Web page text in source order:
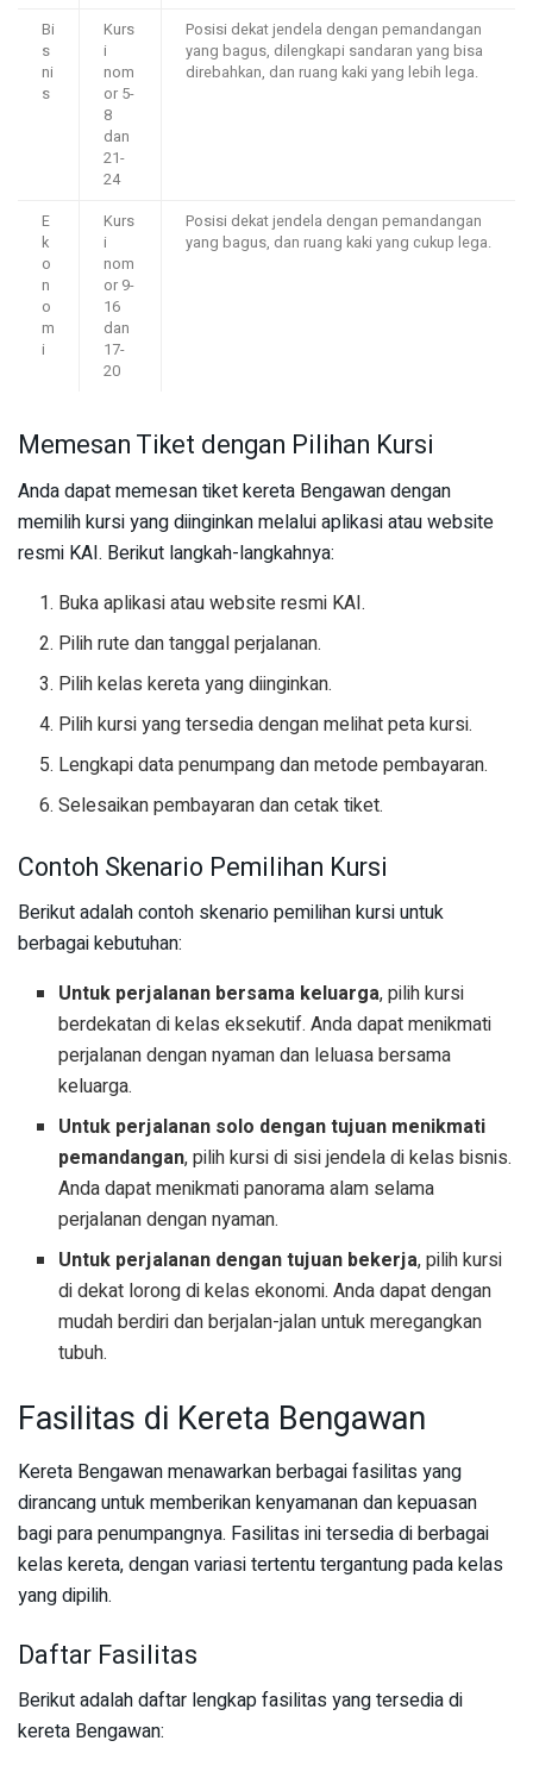
Bi
s
ni
s
Kurs
i
nom
or 5-
8
dan
21-
24
Posisi dekat jendela dengan pemandangan
yang bagus, dilengkapi sandaran yang bisa
direbahkan, dan ruang kaki yang lebih lega.
E
k
o
n
o
m
i
Kurs
i
nom
or 9-
16
dan
17-
20
Posisi dekat jendela dengan pemandangan
yang bagus, dan ruang kaki yang cukup lega.
Memesan Tiket dengan Pilihan Kursi
Anda dapat memesan tiket kereta Bengawan dengan
memilih kursi yang diinginkan melalui aplikasi atau website
resmi KAI. Berikut langkah-langkahnya:
Buka aplikasi atau website resmi KAI.
Pilih rute dan tanggal perjalanan.
Pilih kelas kereta yang diinginkan.
Pilih kursi yang tersedia dengan melihat peta kursi.
Lengkapi data penumpang dan metode pembayaran.
Selesaikan pembayaran dan cetak tiket.
Contoh Skenario Pemilihan Kursi
Berikut adalah contoh skenario pemilihan kursi untuk
berbagai kebutuhan:
Untuk perjalanan bersama keluarga, pilih kursi
berdekatan di kelas eksekutif. Anda dapat menikmati
perjalanan dengan nyaman dan leluasa bersama
keluarga.
Untuk perjalanan solo dengan tujuan menikmati
pemandangan, pilih kursi di sisi jendela di kelas bisnis.
Anda dapat menikmati panorama alam selama
perjalanan dengan nyaman.
Untuk perjalanan dengan tujuan bekerja, pilih kursi
di dekat lorong di kelas ekonomi. Anda dapat dengan
mudah berdiri dan berjalan-jalan untuk meregangkan
tubuh.
Fasilitas di Kereta Bengawan
Kereta Bengawan menawarkan berbagai fasilitas yang
dirancang untuk memberikan kenyamanan dan kepuasan
bagi para penumpangnya. Fasilitas ini tersedia di berbagai
kelas kereta, dengan variasi tertentu tergantung pada kelas
yang dipilih.
Daftar Fasilitas
Berikut adalah daftar lengkap fasilitas yang tersedia di
kereta Bengawan: